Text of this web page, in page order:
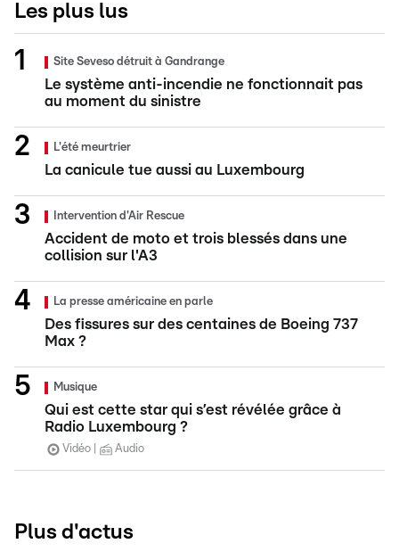
Les plus lus
Site Seveso détruit à Gandrange
Le système anti-incendie ne fonctionnait pas
au moment du sinistre
L'été meurtrier
La canicule tue aussi au Luxembourg
Intervention d'Air Rescue
Accident de moto et trois blessés dans une
collision sur l'A3
La presse américaine en parle
Des fissures sur des centaines de Boeing 737
Max ?
Musique
Qui est cette star qui s’est révélée grâce à
Radio Luxembourg ?
Vidéo Audio
Plus d'actus